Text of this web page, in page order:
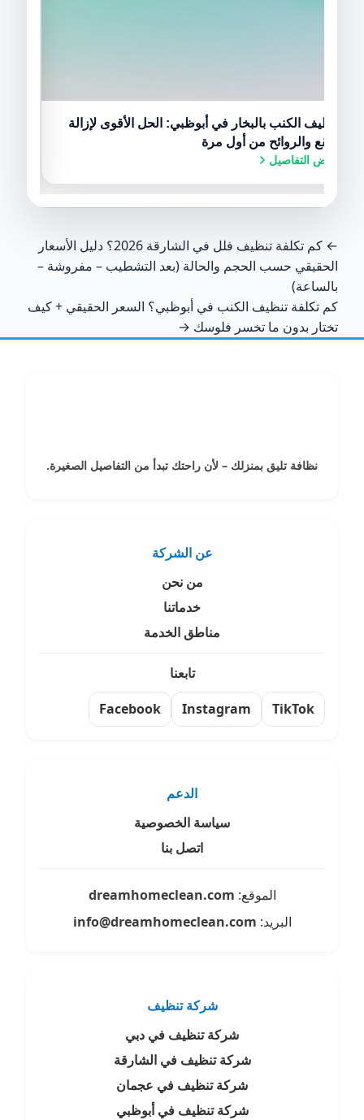
تنظيف الكنب بالبخار في أبوظبي: الحل الأقوى لإزالة
البقع والروائح من أول مرة
عرض التفاصيل
← كم تكلفة تنظيف فلل في الشارقة 2026؟ دليل الأسعار
الحقيقي حسب الحجم والحالة (بعد التشطيب – مفروشة –
بالساعة)
كم تكلفة تنظيف الكنب في أبوظبي؟ السعر الحقيقي + كيف
تختار بدون ما تخسر فلوسك →
نظافة تليق بمنزلك – لأن راحتك تبدأ من التفاصيل الصغيرة.
عن الشركة
من نحن
خدماتنا
مناطق الخدمة
تابعنا
TikTok
Instagram
Facebook
الدعم
سياسة الخصوصية
اتصل بنا
الموقع: dreamhomeclean.com
البريد: info@dreamhomeclean.com
شركة تنظيف
شركة تنظيف في دبي
شركة تنظيف في الشارقة
شركة تنظيف في عجمان
شركة تنظيف في أبوظبي